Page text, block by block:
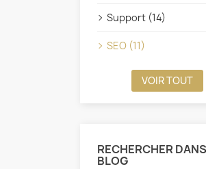
Support (14)
SEO (11)
VOIR TOUT
RECHERCHER DANS
BLOG